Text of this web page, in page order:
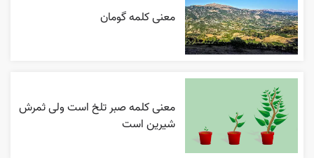
معنی کلمه گومان
معنی کلمه صبر تلخ است ولی ثمرش
شیرین است